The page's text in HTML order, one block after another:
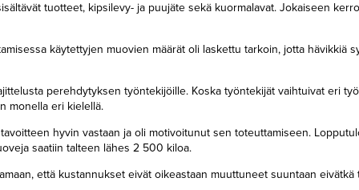
tuotteet, kipsilevy- ja puujäte sekä kuormalavat. Jokaiseen
käytettyjen muovien määrät oli laskettu tarkoin, jotta hävikkiä
perehdytyksen työntekijöille. Koska työntekijät vaihtuivat eri
monella eri kielellä.
hyvin vastaan ja oli motivoitunut sen toteuttamiseen.
saatiin talteen lähes 2 500 kiloa.
että kustannukset eivät oikeastaan muuttuneet suuntaan eivätkä